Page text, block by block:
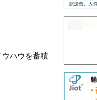
ハウを蓄積